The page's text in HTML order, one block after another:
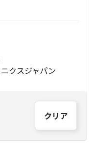
クスジャパン
クリア